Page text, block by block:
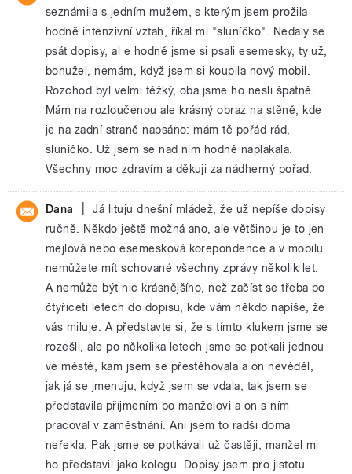
seznámila s jedním mužem, s kterým jsem prožila
hodně intenzivní vztah, říkal mi "sluníčko". Nedaly se
psát dopisy, al e hodně jsme si psali esemesky, ty už,
bohužel, nemám, když jsem si koupila nový mobil.
Rozchod byl velmi těžký, oba jsme ho nesli špatně.
Mám na rozloučenou ale krásný obraz na stěně, kde
je na zadní straně napsáno: mám tě pořád rád,
sluníčko. Už jsem se nad ním hodně naplakala.
Všechny moc zdravím a děkuji za nádherný pořad.
Dana
Já lituju dnešní mládež, že už nepíše dopisy
ručně. Někdo ještě možná ano, ale většinou je to jen
mejlová nebo esemesková korepondence a v mobilu
nemůžete mít schované všechny zprávy několik let.
A nemůže být nic krásnějšího, než začíst se třeba po
čtyřiceti letech do dopisu, kde vám někdo napíše, že
vás miluje. A představte si, že s tímto klukem jsme se
rozešli, ale po několika letech jsme se potkali jednou
ve městě, kam jsem se přestěhovala a on nevěděl,
jak já se jmenuju, když jsem se vdala, tak jsem se
představila příjmením po manželovi a on s ním
pracoval v zaměstnání. Ani jsem to radši doma
neřekla. Pak jsme se potkávali už častěji, manžel mi
ho představil jako kolegu. Dopisy jsem pro jistotu